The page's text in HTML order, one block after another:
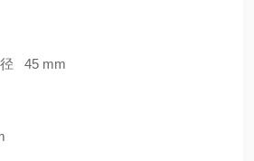
径 45 mm